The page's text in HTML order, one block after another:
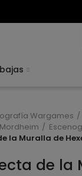
Wargames
la Muralla de
de la